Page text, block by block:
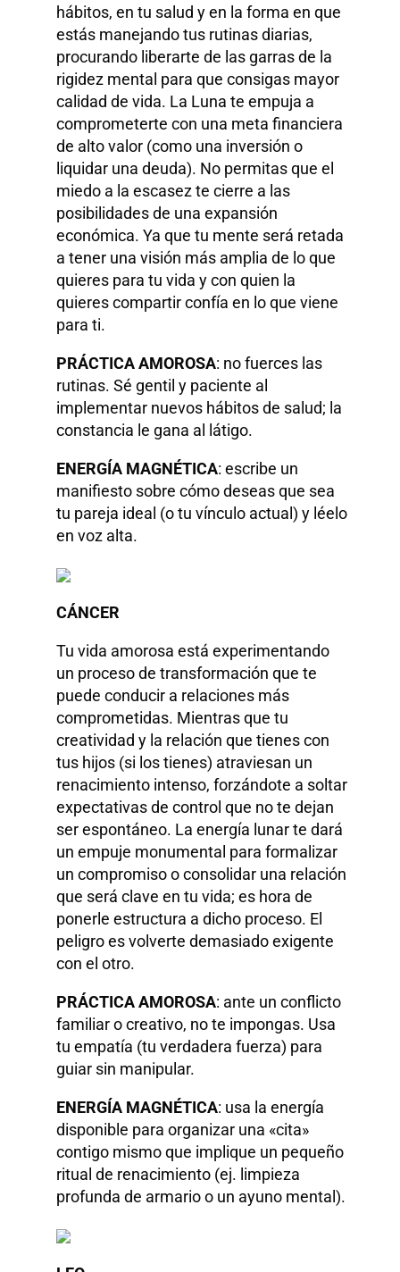
hábitos, en tu salud y en la forma en que
estás manejando tus rutinas diarias,
procurando liberarte de las garras de la
rigidez mental para que consigas mayor
calidad de vida. La Luna te empuja a
comprometerte con una meta financiera
de alto valor (como una inversión o
liquidar una deuda). No permitas que el
miedo a la escasez te cierre a las
posibilidades de una expansión
económica. Ya que tu mente será retada
a tener una visión más amplia de lo que
quieres para tu vida y con quien la
quieres compartir confía en lo que viene
para ti.
PRÁCTICA AMOROSA: no fuerces las
rutinas. Sé gentil y paciente al
implementar nuevos hábitos de salud; la
constancia le gana al látigo.
ENERGÍA MAGNÉTICA: escribe un
manifiesto sobre cómo deseas que sea
tu pareja ideal (o tu vínculo actual) y léelo
en voz alta.
CÁNCER
Tu vida amorosa está experimentando
un proceso de transformación que te
puede conducir a relaciones más
comprometidas. Mientras que tu
creatividad y la relación que tienes con
tus hijos (si los tienes) atraviesan un
renacimiento intenso, forzándote a soltar
expectativas de control que no te dejan
ser espontáneo. La energía lunar te dará
un empuje monumental para formalizar
un compromiso o consolidar una relación
que será clave en tu vida; es hora de
ponerle estructura a dicho proceso. El
peligro es volverte demasiado exigente
con el otro.
PRÁCTICA AMOROSA: ante un conflicto
familiar o creativo, no te impongas. Usa
tu empatía (tu verdadera fuerza) para
guiar sin manipular.
ENERGÍA MAGNÉTICA: usa la energía
disponible para organizar una «cita»
contigo mismo que implique un pequeño
ritual de renacimiento (ej. limpieza
profunda de armario o un ayuno mental).